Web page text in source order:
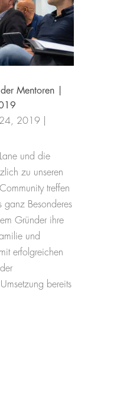
Mentoren |
2019
und die
zu unseren
treffen
ganz Besonderes
Gründer ihre
und
erfolgreichen
bereits